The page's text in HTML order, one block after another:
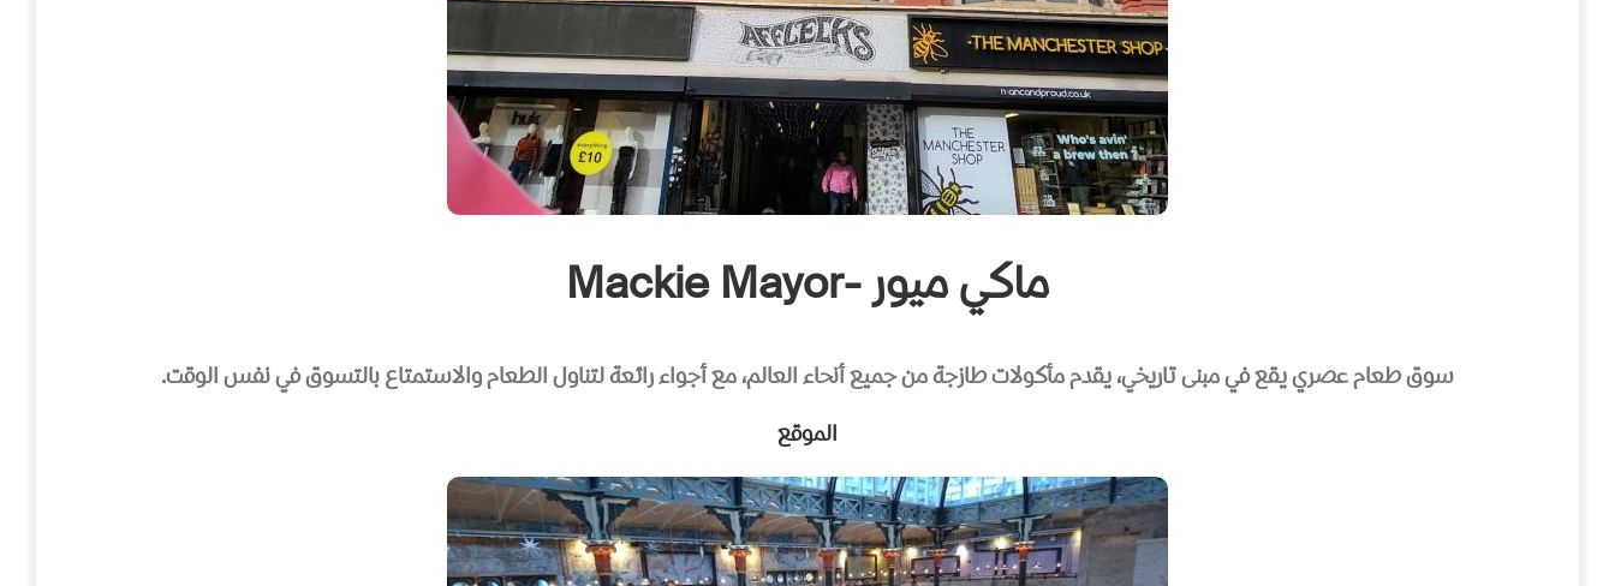
ماكي ميور -Mackie Mayor
سوق طعام عصري يقع في مبنى تاريخي، يقدم مأكولات طازجة من جميع أنحاء العالم، مع أجواء رائعة لتناول الطعام والاستمتاع بالتسوق في نفس الوقت.
الموقع